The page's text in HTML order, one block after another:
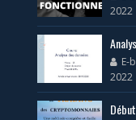
2022
E-
2022